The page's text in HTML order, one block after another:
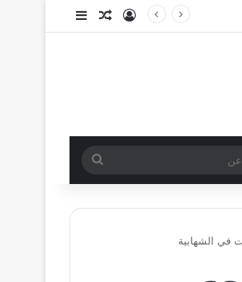
تسجيل الدخول
مقال عشوائي
إضافة عمود
جانبي
بحث
عن
في الشهابية